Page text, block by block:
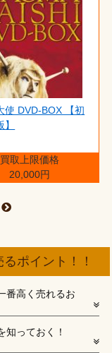
使 DVD-BOX 【初
買取上限価格
20,000円
ポイント！！
番高く売れるお
知っておく！